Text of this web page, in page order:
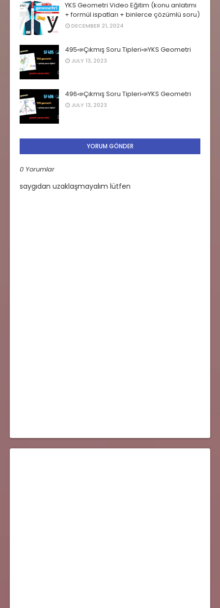
YKS Geometri Video Eğitim (konu anlatımı
+ formül ispatları + binlerce çözümlü soru)
DECEMBER 21, 2024
495📣Çıkmış Soru Tipleri📣YKS Geometri
JULY 13, 2023
496📣Çıkmış Soru Tipleri📣YKS Geometri
JULY 13, 2023
YORUM GÖNDER
0 Yorumlar
saygıdan uzaklaşmayalım lütfen